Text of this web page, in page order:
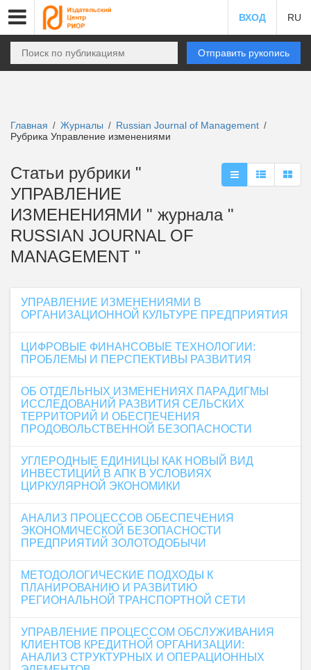
ВХОД RU
Отправить рукопись
Главная / Журналы / Russian Journal of Management /
Рубрика Управление изменениями
Статьи рубрики "
УПРАВЛЕНИЕ
ИЗМЕНЕНИЯМИ " журнала "
RUSSIAN JOURNAL OF
MANAGEMENT "
УПРАВЛЕНИЕ ИЗМЕНЕНИЯМИ В
ОРГАНИЗАЦИОННОЙ КУЛЬТУРЕ ПРЕДПРИЯТИЯ
ЦИФРОВЫЕ ФИНАНСОВЫЕ ТЕХНОЛОГИИ:
ПРОБЛЕМЫ И ПЕРСПЕКТИВЫ РАЗВИТИЯ
ОБ ОТДЕЛЬНЫХ ИЗМЕНЕНИЯХ ПАРАДИГМЫ
ИССЛЕДОВАНИЙ РАЗВИТИЯ СЕЛЬСКИХ
ТЕРРИТОРИЙ И ОБЕСПЕЧЕНИЯ
ПРОДОВОЛЬСТВЕННОЙ БЕЗОПАСНОСТИ
УГЛЕРОДНЫЕ ЕДИНИЦЫ КАК НОВЫЙ ВИД
ИНВЕСТИЦИЙ В АПК В УСЛОВИЯХ
ЦИРКУЛЯРНОЙ ЭКОНОМИКИ
АНАЛИЗ ПРОЦЕССОВ ОБЕСПЕЧЕНИЯ
ЭКОНОМИЧЕСКОЙ БЕЗОПАСНОСТИ
ПРЕДПРИЯТИЙ ЗОЛОТОДОБЫЧИ
МЕТОДОЛОГИЧЕСКИЕ ПОДХОДЫ К
ПЛАНИРОВАНИЮ И РАЗВИТИЮ
РЕГИОНАЛЬНОЙ ТРАНСПОРТНОЙ СЕТИ
УПРАВЛЕНИЕ ПРОЦЕССОМ ОБСЛУЖИВАНИЯ
КЛИЕНТОВ КРЕДИТНОЙ ОРГАНИЗАЦИИ:
АНАЛИЗ СТРУКТУРНЫХ И ОПЕРАЦИОННЫХ